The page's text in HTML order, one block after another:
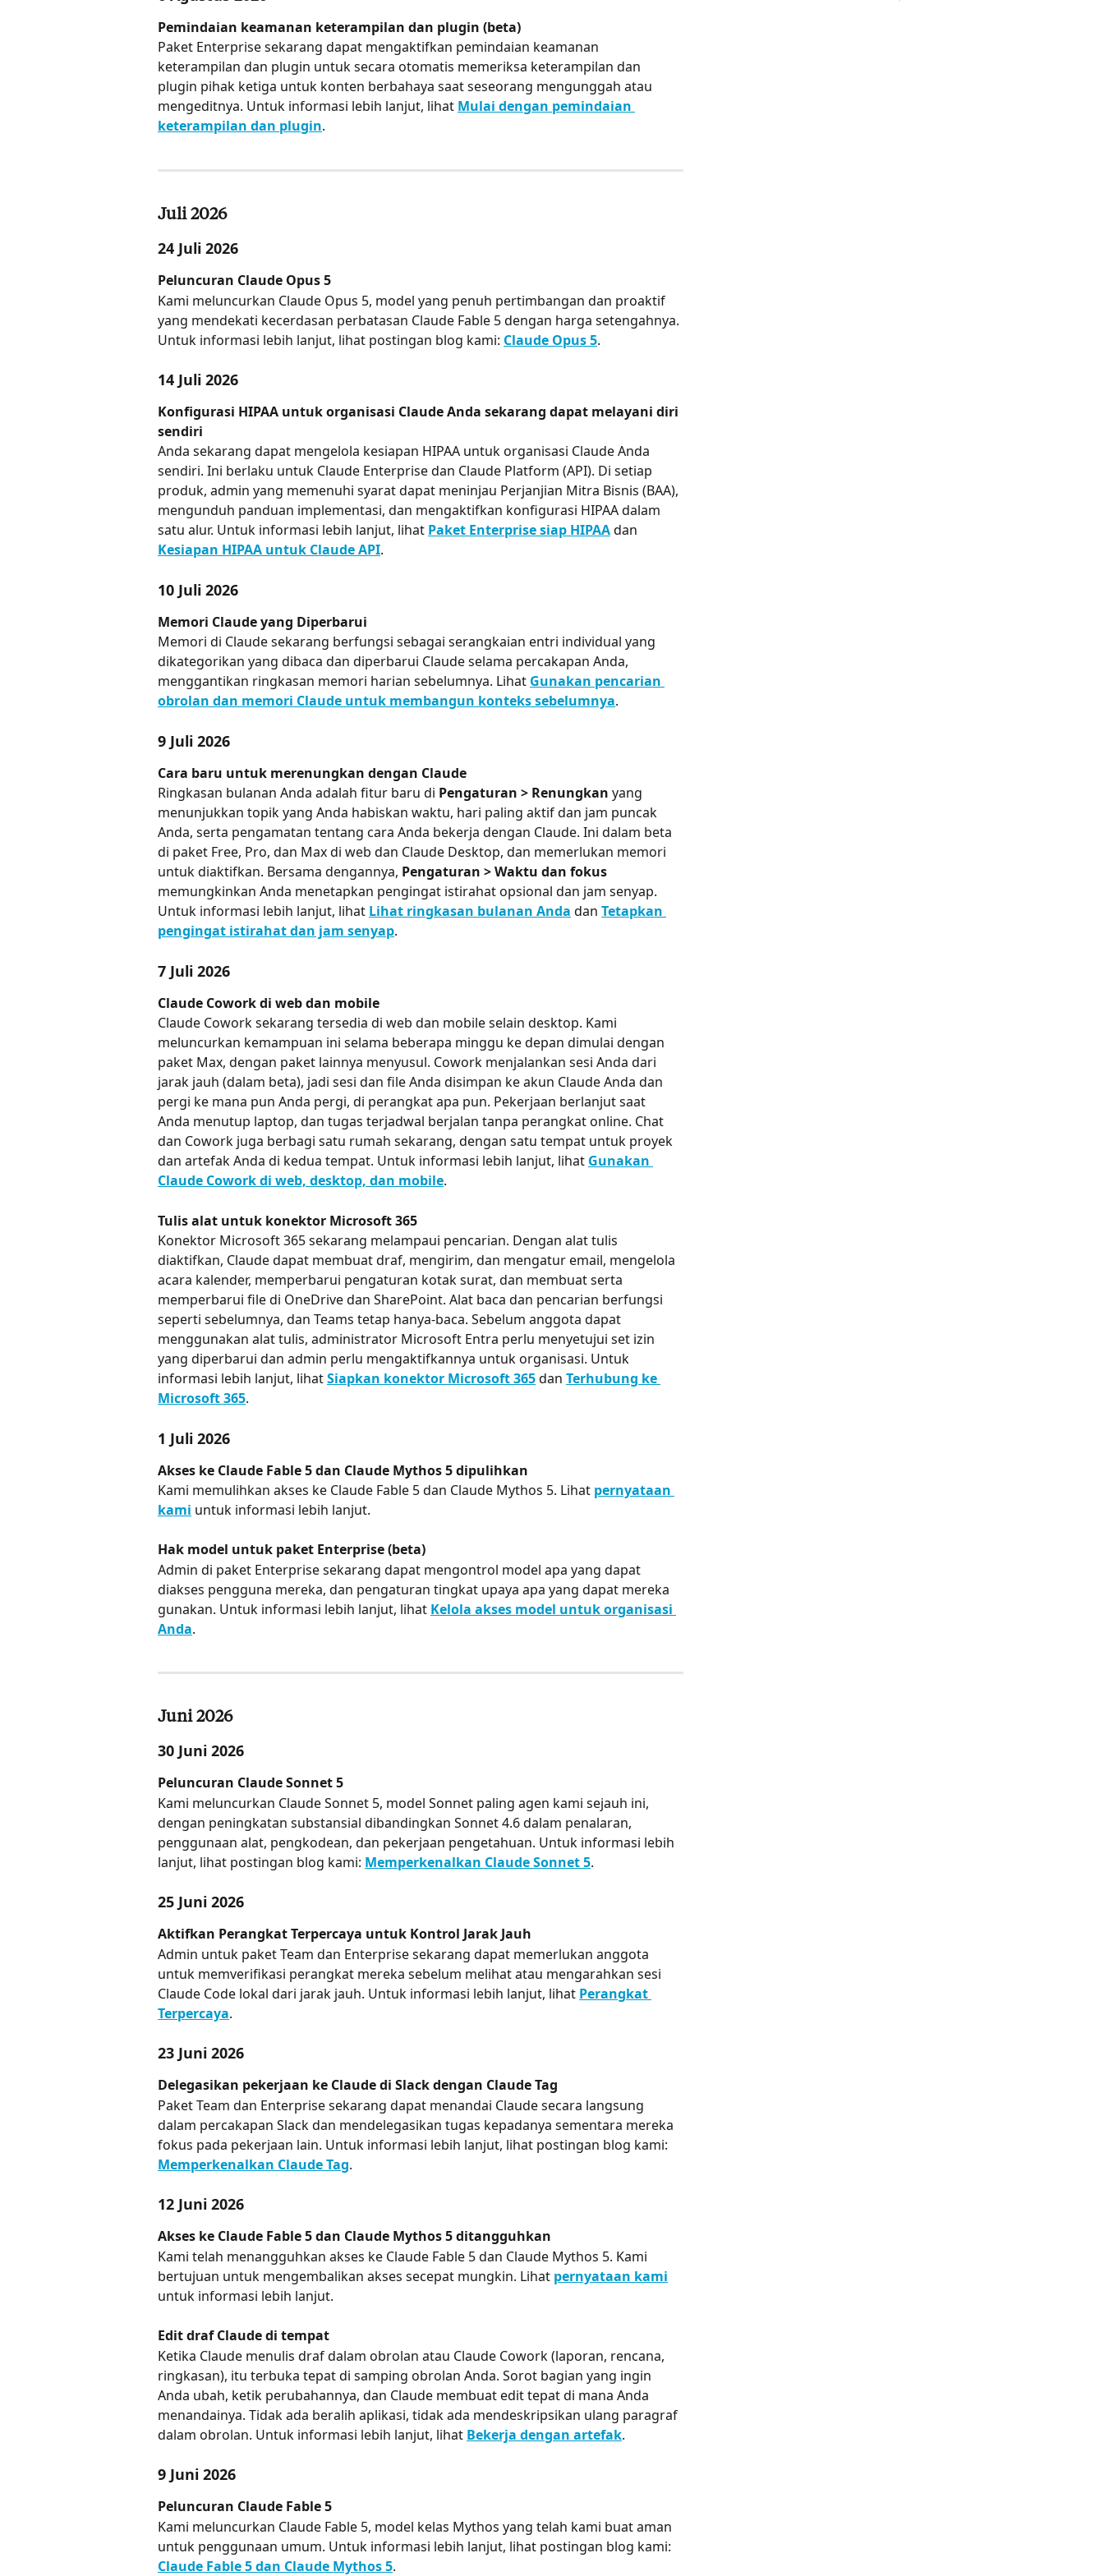
Pemindaian keamanan keterampilan dan plugin (beta)
Paket Enterprise sekarang dapat mengaktifkan pemindaian keamanan
keterampilan dan plugin untuk secara otomatis memeriksa keterampilan dan
plugin pihak ketiga untuk konten berbahaya saat seseorang mengunggah atau
mengeditnya. Untuk informasi lebih lanjut, lihat Mulai dengan pemindaian
keterampilan dan plugin.
Juli 2026
24 Juli 2026
Peluncuran Claude Opus 5
Kami meluncurkan Claude Opus 5, model yang penuh pertimbangan dan proaktif
yang mendekati kecerdasan perbatasan Claude Fable 5 dengan harga setengahnya.
Untuk informasi lebih lanjut, lihat postingan blog kami: Claude Opus 5.
14 Juli 2026
Konfigurasi HIPAA untuk organisasi Claude Anda sekarang dapat melayani diri
sendiri
Anda sekarang dapat mengelola kesiapan HIPAA untuk organisasi Claude Anda
sendiri. Ini berlaku untuk Claude Enterprise dan Claude Platform (API). Di setiap
produk, admin yang memenuhi syarat dapat meninjau Perjanjian Mitra Bisnis (BAA),
mengunduh panduan implementasi, dan mengaktifkan konfigurasi HIPAA dalam
satu alur. Untuk informasi lebih lanjut, lihat Paket Enterprise siap HIPAA dan
Kesiapan HIPAA untuk Claude API.
10 Juli 2026
Memori Claude yang Diperbarui
Memori di Claude sekarang berfungsi sebagai serangkaian entri individual yang
dikategorikan yang dibaca dan diperbarui Claude selama percakapan Anda,
menggantikan ringkasan memori harian sebelumnya. Lihat Gunakan pencarian
obrolan dan memori Claude untuk membangun konteks sebelumnya.
9 Juli 2026
Cara baru untuk merenungkan dengan Claude
Ringkasan bulanan Anda adalah fitur baru di Pengaturan > Renungkan yang
menunjukkan topik yang Anda habiskan waktu, hari paling aktif dan jam puncak
Anda, serta pengamatan tentang cara Anda bekerja dengan Claude. Ini dalam beta
di paket Free, Pro, dan Max di web dan Claude Desktop, dan memerlukan memori
untuk diaktifkan. Bersama dengannya, Pengaturan > Waktu dan fokus
memungkinkan Anda menetapkan pengingat istirahat opsional dan jam senyap.
Untuk informasi lebih lanjut, lihat Lihat ringkasan bulanan Anda dan Tetapkan
pengingat istirahat dan jam senyap.
7 Juli 2026
Claude Cowork di web dan mobile
Claude Cowork sekarang tersedia di web dan mobile selain desktop. Kami
meluncurkan kemampuan ini selama beberapa minggu ke depan dimulai dengan
paket Max, dengan paket lainnya menyusul. Cowork menjalankan sesi Anda dari
jarak jauh (dalam beta), jadi sesi dan file Anda disimpan ke akun Claude Anda dan
pergi ke mana pun Anda pergi, di perangkat apa pun. Pekerjaan berlanjut saat
Anda menutup laptop, dan tugas terjadwal berjalan tanpa perangkat online. Chat
dan Cowork juga berbagi satu rumah sekarang, dengan satu tempat untuk proyek
dan artefak Anda di kedua tempat. Untuk informasi lebih lanjut, lihat Gunakan
Claude Cowork di web, desktop, dan mobile.
Tulis alat untuk konektor Microsoft 365
Konektor Microsoft 365 sekarang melampaui pencarian. Dengan alat tulis
diaktifkan, Claude dapat membuat draf, mengirim, dan mengatur email, mengelola
acara kalender, memperbarui pengaturan kotak surat, dan membuat serta
memperbarui file di OneDrive dan SharePoint. Alat baca dan pencarian berfungsi
seperti sebelumnya, dan Teams tetap hanya-baca. Sebelum anggota dapat
menggunakan alat tulis, administrator Microsoft Entra perlu menyetujui set izin
yang diperbarui dan admin perlu mengaktifkannya untuk organisasi. Untuk
informasi lebih lanjut, lihat Siapkan konektor Microsoft 365 dan Terhubung ke
Microsoft 365.
1 Juli 2026
Akses ke Claude Fable 5 dan Claude Mythos 5 dipulihkan
Kami memulihkan akses ke Claude Fable 5 dan Claude Mythos 5. Lihat pernyataan
kami untuk informasi lebih lanjut.
Hak model untuk paket Enterprise (beta)
Admin di paket Enterprise sekarang dapat mengontrol model apa yang dapat
diakses pengguna mereka, dan pengaturan tingkat upaya apa yang dapat mereka
gunakan. Untuk informasi lebih lanjut, lihat Kelola akses model untuk organisasi
Anda.
Juni 2026
30 Juni 2026
Peluncuran Claude Sonnet 5
Kami meluncurkan Claude Sonnet 5, model Sonnet paling agen kami sejauh ini,
dengan peningkatan substansial dibandingkan Sonnet 4.6 dalam penalaran,
penggunaan alat, pengkodean, dan pekerjaan pengetahuan. Untuk informasi lebih
lanjut, lihat postingan blog kami: Memperkenalkan Claude Sonnet 5.
25 Juni 2026
Aktifkan Perangkat Terpercaya untuk Kontrol Jarak Jauh
Admin untuk paket Team dan Enterprise sekarang dapat memerlukan anggota
untuk memverifikasi perangkat mereka sebelum melihat atau mengarahkan sesi
Claude Code lokal dari jarak jauh. Untuk informasi lebih lanjut, lihat Perangkat
Terpercaya.
23 Juni 2026
Delegasikan pekerjaan ke Claude di Slack dengan Claude Tag
Paket Team dan Enterprise sekarang dapat menandai Claude secara langsung
dalam percakapan Slack dan mendelegasikan tugas kepadanya sementara mereka
fokus pada pekerjaan lain. Untuk informasi lebih lanjut, lihat postingan blog kami:
Memperkenalkan Claude Tag.
12 Juni 2026
Akses ke Claude Fable 5 dan Claude Mythos 5 ditangguhkan
Kami telah menangguhkan akses ke Claude Fable 5 dan Claude Mythos 5. Kami
bertujuan untuk mengembalikan akses secepat mungkin. Lihat pernyataan kami
untuk informasi lebih lanjut.
Edit draf Claude di tempat
Ketika Claude menulis draf dalam obrolan atau Claude Cowork (laporan, rencana,
ringkasan), itu terbuka tepat di samping obrolan Anda. Sorot bagian yang ingin
Anda ubah, ketik perubahannya, dan Claude membuat edit tepat di mana Anda
menandainya. Tidak ada beralih aplikasi, tidak ada mendeskripsikan ulang paragraf
dalam obrolan. Untuk informasi lebih lanjut, lihat Bekerja dengan artefak.
9 Juni 2026
Peluncuran Claude Fable 5
Kami meluncurkan Claude Fable 5, model kelas Mythos yang telah kami buat aman
untuk penggunaan umum. Untuk informasi lebih lanjut, lihat postingan blog kami:
Claude Fable 5 dan Claude Mythos 5.